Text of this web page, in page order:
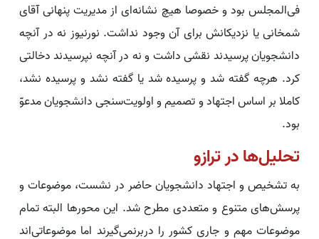
فی‌المجلس بود و خصوصا هیچ نشانه‌ای از مدیریت پنهانی آقای
شمخانی یا نزدیکانش برای آن وجود نداشت. نورنیوز نه در آنچه
دانشجویان پرسیدند نقشی داشت و نه در آنچه نپرسیدند دخالتی
کرد. هرچه گفته شد و پرسیده شد یا گفته نشد و پرسیده نشد،
کاملا بر اساس اجتهاد و تصمیم و اولویت‌سنجی دانشجویان مدعوّ
بود.
تحلیل‌ها در ترازو
به تشخیص و اجتهاد دانشجویان حاضر در نشست، موضوعات و
پرسش‌های متنوع و متعددی مطرح شد. این محورها البته تمام
موضوعات مهم و جاری کشور را دربرنمی‌گیرند اما موضوعاتی‌اند